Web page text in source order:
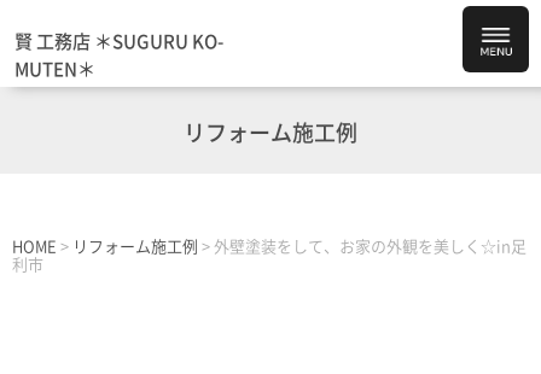
賢 工務店 ＊SUGURU KO-
MUTEN＊
リフォーム施工例
HOME > リフォーム施工例 > 外壁塗装をして、お家の外観を美しく☆in足
利市